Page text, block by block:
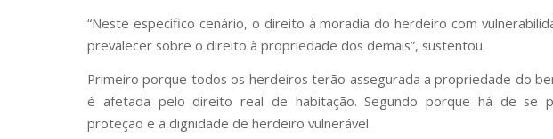
“Neste específico cenário, o direito à moradia do herdeiro com
prevalecer sobre o direito à propriedade dos demais”, sustentou.
Primeiro porque todos os herdeiros terão assegurada a propriedade do
é afetada pelo direito real de habitação. Segundo porque há de se
proteção e a dignidade de herdeiro vulnerável.